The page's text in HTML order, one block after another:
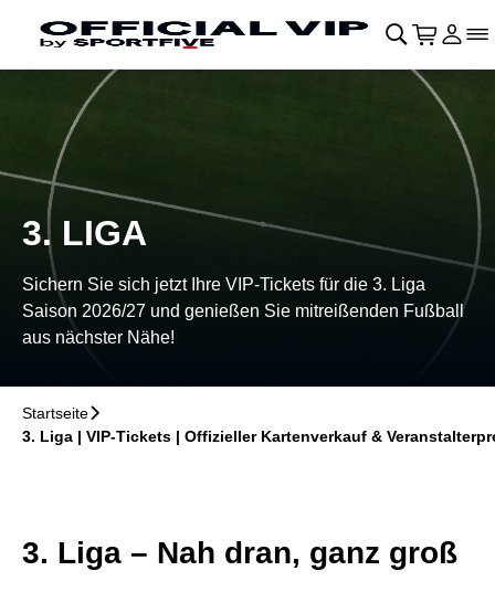
Navigation überspringen􀄫
􀊫 􀍩 Login
􀉩􀌇
3. LIGA
Sichern Sie sich jetzt Ihre VIP-Tickets für die 3. Liga
Saison 2026/27 und genießen Sie mitreißenden Fußball
aus nächster Nähe!
Startseite􀆊
3. Liga | VIP-Tickets | Offizieller Kartenverkauf &
3. Liga – Nah dran, ganz groß